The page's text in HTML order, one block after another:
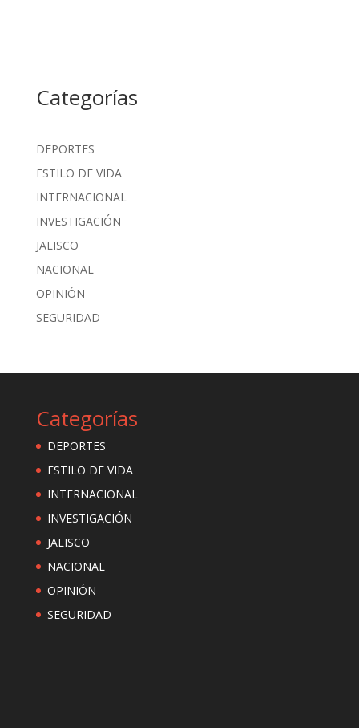
Categorías
DEPORTES
ESTILO DE VIDA
INTERNACIONAL
INVESTIGACIÓN
JALISCO
NACIONAL
OPINIÓN
SEGURIDAD
Categorías
DEPORTES
ESTILO DE VIDA
INTERNACIONAL
INVESTIGACIÓN
JALISCO
NACIONAL
OPINIÓN
SEGURIDAD